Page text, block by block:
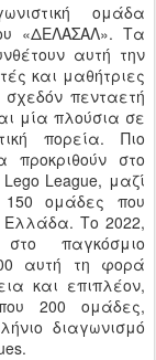
ομάδα
«ΔΕΛΑΣΑΛ». Τα
αυτή την
και μαθήτριες
πενταετή
μία πλούσια σε
πορεία. Πιο
στο
League, μαζί
ομάδες που
Ελλάδα. Το 2022,
παγκόσμιο
αυτή τη φορά
και επιπλέον,
200 ομάδες,
διαγωνισμό